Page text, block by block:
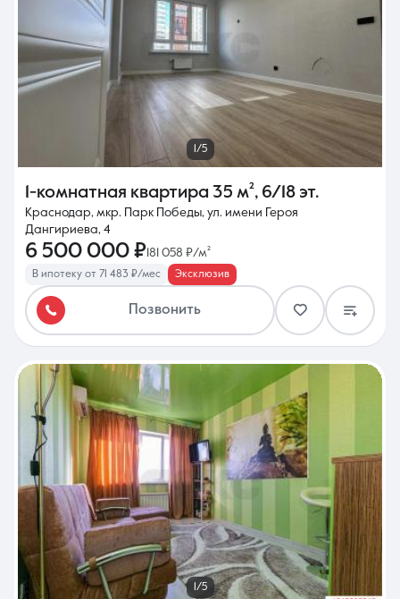
1/5
1-комнатная квартира 35 м², 6/18 эт.
Краснодар, мкр. Парк Победы, ул. имени Героя
Дангириева, 4
6 500 000 ₽ 181 058 ₽/м²
В ипотеку от 71 483 ₽/мес Эксклюзив
Позвонить
1/5